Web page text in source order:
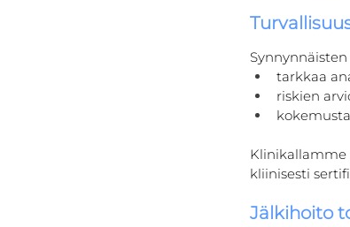
tarkkaa
riskien
Klinikallamme
kliinisesti
Jälkihoito